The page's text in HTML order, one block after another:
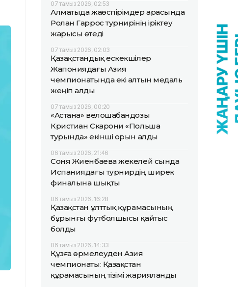
07 тамыз 2026, 02:53
Алматыда жаөспірімдер арасында
Ролан Гаррос турнирінің іріктеу
жарысы өтеді
07 тамыз 2026, 02:03
Қазақстандық ескекшілер
Жапониядағы Азия
чемпионатында екі алтын медаль
жеңіп алды
07 тамыз 2026, 00:20
«Астана» велошабандозы
Кристиан Скарони «Польша
турында» екінші орын алды
06 тамыз 2026, 21:46
Соня Жиенбаева жекелей сында
Испаниядағы турнирдің ширек
финалына шықты
06 тамыз 2026, 16:28
Қазақстан ұлттық құрамасының
бұрынғы футболшысы қайтыс
болды
06 тамыз 2026, 14:33
Құзға өрмелеуден Азия
чемпионаты: Қазақстан
құрамасының тізімі жарияланды